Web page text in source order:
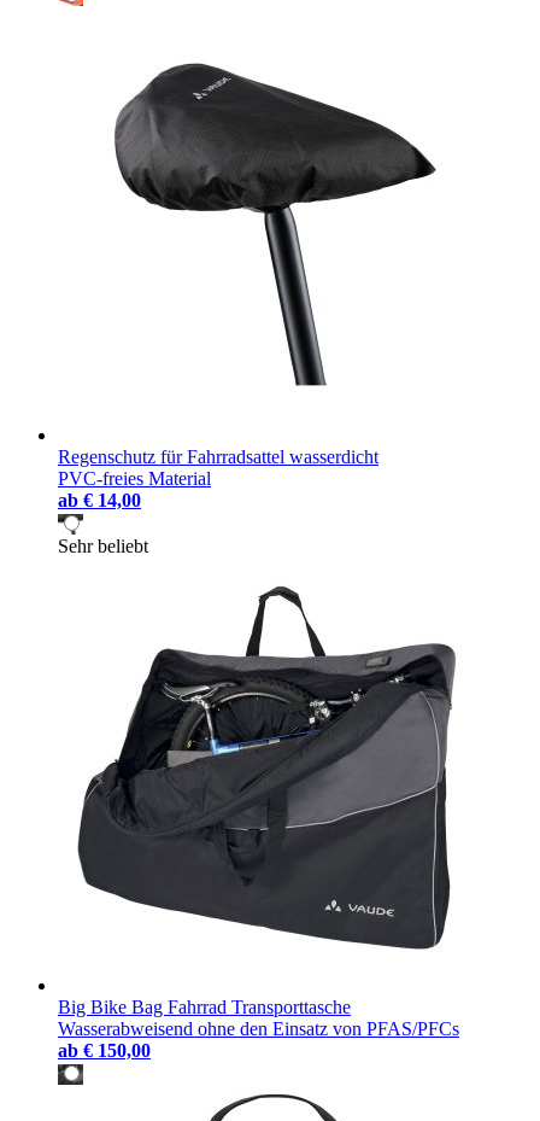
Regenschutz für Fahrradsattel wasserdicht
PVC-freies Material
ab € 14,00
Sehr beliebt
Big Bike Bag Fahrrad Transporttasche
Wasserabweisend ohne den Einsatz von PFAS/PFCs
ab € 150,00